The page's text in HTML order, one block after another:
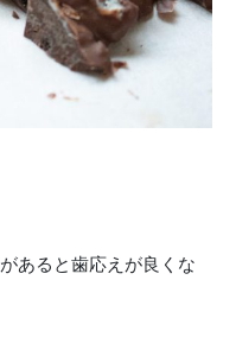
あると歯応えが良くな